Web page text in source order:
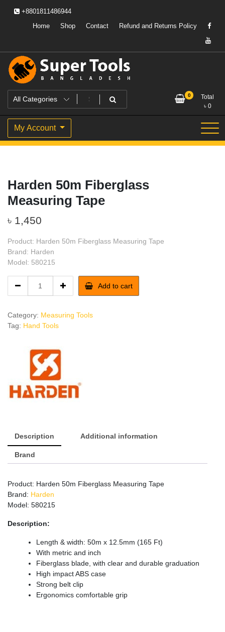
+8801811486944
Home
Shop Contact Refund and Returns Policy
Super Tools Bangladesh
Powering Professionals. Building Bangladesh.
0
Total
৳ 0
My Account
Harden 50m Fiberglass
Measuring Tape
৳ 1,450
Product: Harden 50m Fiberglass Measuring Tape
Brand: Harden
Model: 580215
50m
Measuring
Tape
Add to cart
Category: Measuring Tools
Tag: Hand Tools
Description Additional information
Brand
Product: Harden 50m Fiberglass Measuring Tape
Brand: Harden
Model: 580215
Description:
Length & width: 50m x 12.5mm (165 Ft)
With metric and inch
Fiberglass blade, with clear and durable graduation
High impact ABS case
Strong belt clip
Ergonomics comfortable grip